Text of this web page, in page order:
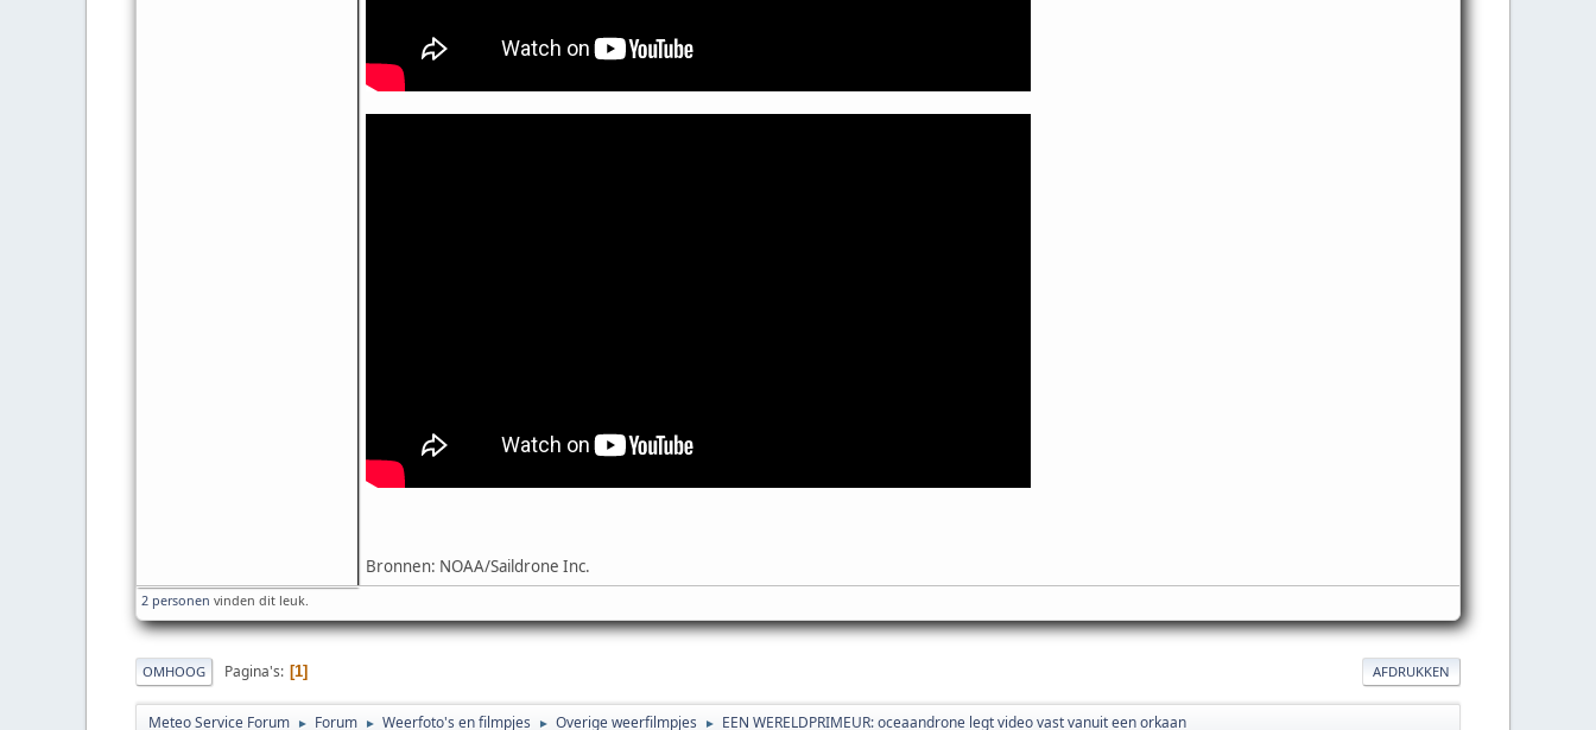
Bronnen: NOAA/Saildrone Inc.
2 personen vinden dit leuk.
AFDRUKKEN
OMHOOG Pagina's 1
Meteo Service Forum ► Forum ► Weerfoto's en filmpjes ► Overige weerfilmpjes ► EEN WERELDPRIMEUR: oceaandrone legt video vast vanuit een orkaan